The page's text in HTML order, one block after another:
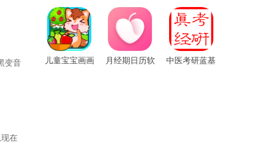
变音
在
儿童宝宝画画
月经期日历软
中医考研蓝基